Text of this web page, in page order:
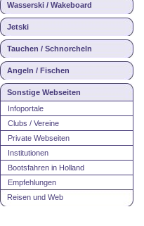
Wasserski / Wakeboard
Jetski
Tauchen / Schnorcheln
Angeln / Fischen
Sonstige Webseiten
Infoportale
Clubs / Vereine
Private Webseiten
Institutionen
Bootsfahren in Holland
Empfehlungen
Reisen und Web